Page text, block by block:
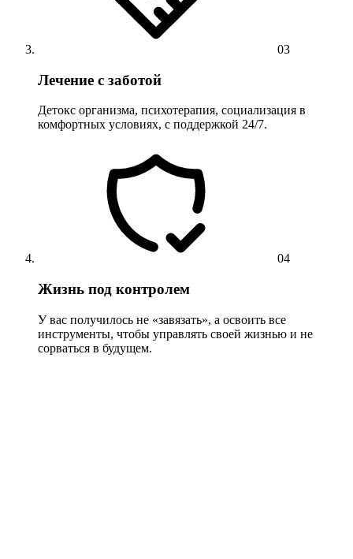
03
Лечение с заботой
Детокс организма, психотерапия, социализация в
комфортных условиях, с поддержкой 24/7.
04
Жизнь под контролем
У вас получилось не «завязать», а освоить все
инструменты, чтобы управлять своей жизнью и не
сорваться в будущем.